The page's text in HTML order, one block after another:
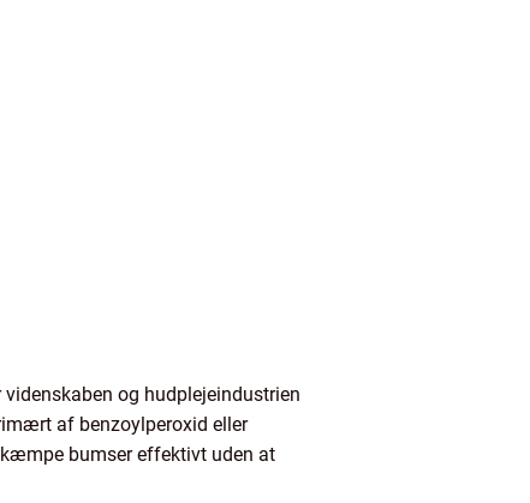
og hudplejeindustrien
af benzoylperoxid eller
bumser effektivt uden at